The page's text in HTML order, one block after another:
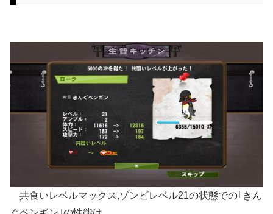
共食いレベルマックス,ゾンビレベル21の状態での｢きん